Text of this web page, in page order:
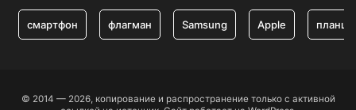
смартфон флагман Samsung Apple
© 2014 — 2026, копирование и распространение только с активной